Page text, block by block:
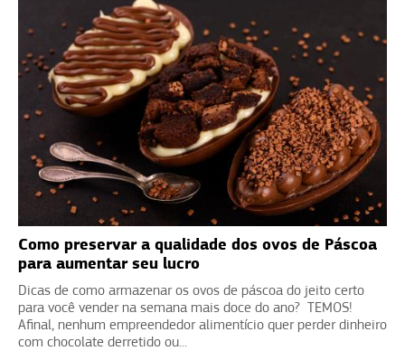
Como preservar a qualidade dos ovos de Páscoa
para aumentar seu lucro
Dicas de como armazenar os ovos de páscoa do jeito certo
para você vender na semana mais doce do ano? TEMOS!
Afinal, nenhum empreendedor alimentício quer perder dinheiro
com chocolate derretido ou...